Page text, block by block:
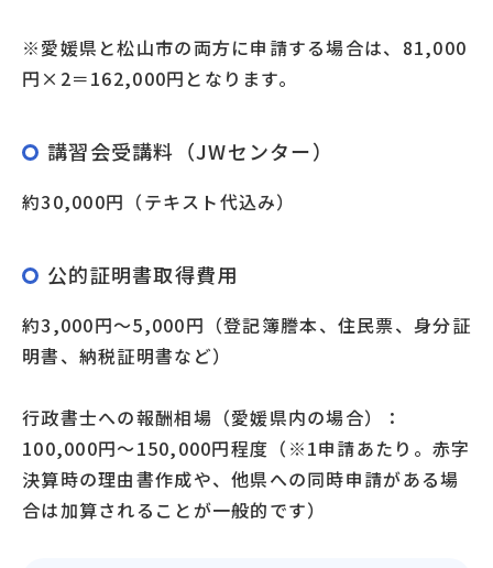
※愛媛県と松山市の両方に申請する場合は、81,000
円×2＝162,000円となります。
講習会受講料（JWセンター）
約30,000円（テキスト代込み）
公的証明書取得費用
約3,000円〜5,000円（登記簿謄本、住民票、身分証
明書、納税証明書など）
行政書士への報酬相場（愛媛県内の場合）：
100,000円〜150,000円程度（※1申請あたり。赤字
決算時の理由書作成や、他県への同時申請がある場
合は加算されることが一般的です）